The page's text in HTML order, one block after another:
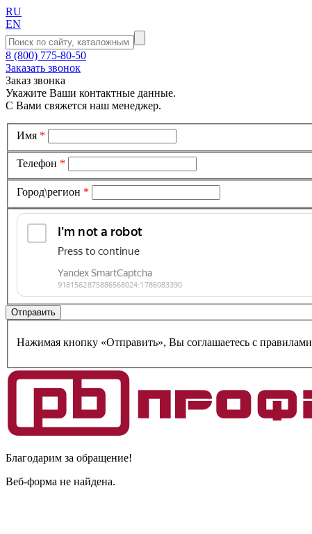
RU
EN
8 (800) 775-80-50
Заказать звонок
Заказ звонка
Укажите Ваши контактные данные.
С Вами свяжется наш менеджер.
Имя *
Телефон *
Город\регион *
Нажимая кнопку «Отправить», Вы соглашаетесь c правилами
Благодарим за обращение!
Веб-форма не найдена.